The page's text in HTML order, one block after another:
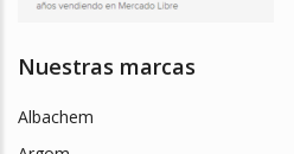
Nuestras marcas
Albachem